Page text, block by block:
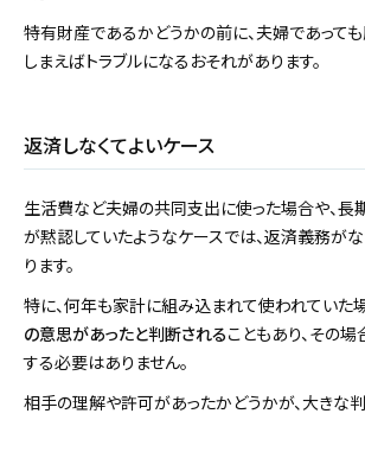
特有財産であるかどうかの前に、夫婦であって
しまえばトラブルになるおそれがあります。
返済しなくてよいケース
生活費など夫婦の共同支出に使った場合や、長
が黙認していたようなケースでは、返済義務が
ります。
特に、何年も家計に組み込まれて使われていた
の意思があったと判断されることもあり、その
する必要はありません。
相手の理解や許可があったかどうかが、大きな